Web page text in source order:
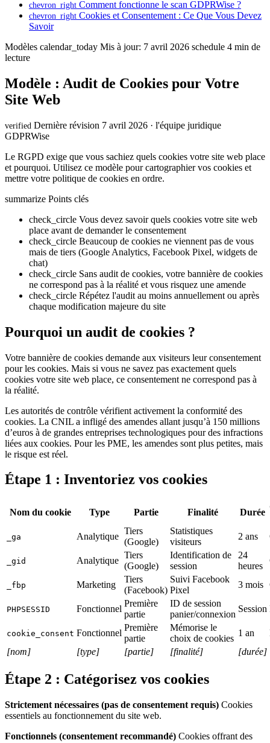
chevron_right Comment fonctionne le scan GDPRWise ?
chevron_right Cookies et Consentement : Ce Que Vous Devez
Savoir
Modèles calendar_today Mis à jour: 7 avril 2026 schedule 4 min de
lecture
Modèle : Audit de Cookies pour Votre
Site Web
verified Dernière révision 7 avril 2026 · l'équipe juridique
GDPRWise
Le RGPD exige que vous sachiez quels cookies votre site web place
et pourquoi. Utilisez ce modèle pour cartographier vos cookies et
mettre votre politique de cookies en ordre.
summarize Points clés
check_circle Vous devez savoir quels cookies votre site web
place avant de demander le consentement
check_circle Beaucoup de cookies ne viennent pas de vous
mais de tiers (Google Analytics, Facebook Pixel, widgets de
chat)
check_circle Sans audit de cookies, votre bannière de cookies
ne correspond pas à la réalité et vous risquez une amende
check_circle Répétez l'audit au moins annuellement ou après
chaque modification majeure du site
Pourquoi un audit de cookies ?
Votre bannière de cookies demande aux visiteurs leur consentement
pour les cookies. Mais si vous ne savez pas exactement quels
cookies votre site web place, ce consentement ne correspond pas à
la réalité.
Les autorités de contrôle vérifient activement la conformité des
cookies. La CNIL a infligé des amendes allant jusqu’à 150 millions
d’euros à de grandes entreprises technologiques pour des infractions
liées aux cookies. Pour les PME, les amendes sont plus petites, mais
le risque est réel.
Étape 1 : Inventoriez vos cookies
Nom du cookie Type Partie Finalité Durée
_ga Analytique
Tiers
(Google)
Statistiques
visiteurs
2 ans
_gid Analytique
Tiers
(Google)
Identification de
session
24
heures
_fbp Marketing
Tiers
(Facebook)
Suivi Facebook
Pixel
3 mois
PHPSESSID Fonctionnel
Première
partie
ID de session
panier/connexion
Session
cookie_consent Fonctionnel
Première
partie
Mémorise le
choix de cookies
1 an
[nom]
[type] [partie] [finalité] [durée]
Étape 2 : Catégorisez vos cookies
Strictement nécessaires (pas de consentement requis) Cookies
essentiels au fonctionnement du site web.
Fonctionnels (consentement recommandé) Cookies offrant des